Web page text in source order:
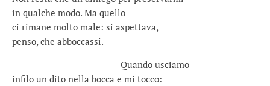
in qualche modo. Ma quello
ci rimane molto male: si aspettava,
penso, che abboccassi.
Quando usciamo
infilo un dito nella bocca e mi tocco: